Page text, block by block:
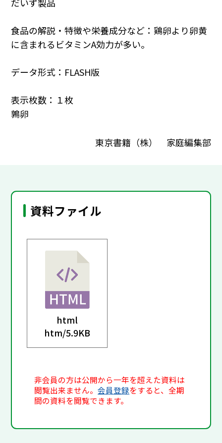
だいず製品
食品の解説・特徴や栄養成分など：鶏卵より卵黄
に含まれるビタミンA効力が多い。
データ形式：FLASH版
表示枚数：１枚
鶉卵
東京書籍（株） 家庭編集部
資料ファイル
html
htm/5.9KB
非会員の方は公開から一年を超えた資料は
閲覧出来ません。会員登録をすると、全期
間の資料を閲覧できます。